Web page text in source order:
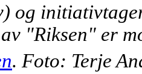
og
"Riksen" er
. Foto: Terje